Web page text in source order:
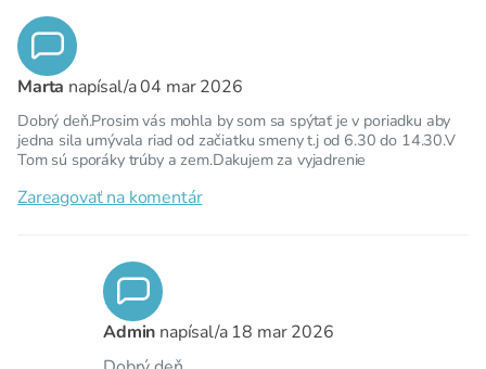
Marta napísal/a04 mar 2026
Dobrý deň.Prosim vás mohla by som sa spýtať je v poriadku aby
jedna sila umývala riad od začiatku smeny t.j od 6.30 do 14.30.V
Tom sú sporáky trúby a zem.Dakujem za vyjadrenie
Zareagovať na komentár
Admin napísal/a 18 mar 2026